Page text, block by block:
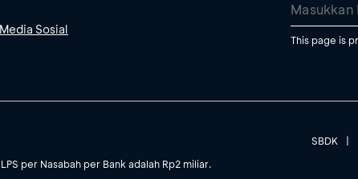
Sosial
This page is
SBDK |
per Nasabah per Bank adalah Rp2 miliar.